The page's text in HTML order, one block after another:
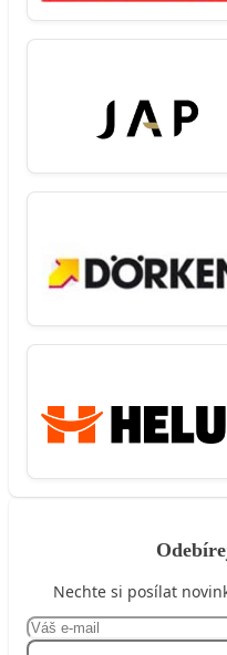
Nechte si posílat